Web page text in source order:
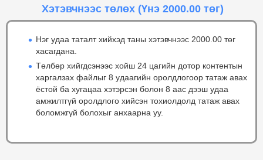
Хэтэвчнээс төлөх (Үнэ 2000.00 төг)
Нэг удаа таталт хийхэд таны хэтэвчнээс 2000.00 төг
хасагдана.
Төлбөр хийгдсэнээс хойш 24 цагийн дотор контентын
харгалзах файлыг 8 удаагийн оролдлогоор татаж авах
ёстой ба хугацаа хэтэрсэн болон 8 аас дээш удаа
амжилтгүй оролдлого хийсэн тохиолдолд татаж авах
боломжгүй болохыг анхаарна уу.